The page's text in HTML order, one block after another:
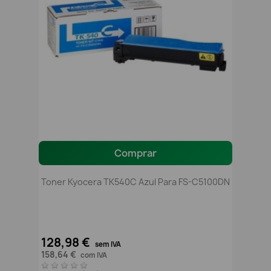
Comprar
Toner Kyocera TK540C Azul Para FS-C5100DN
128,98 € sem IVA
158,64 € com IVA